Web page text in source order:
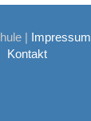
| Impressum
Kontakt